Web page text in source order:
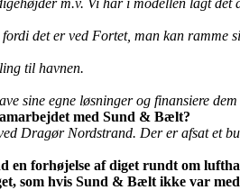
det er ved Fortet, man kan ramme
til havnen.
sine egne løsninger og finansiere dem
med Sund & Bælt?
Dragør Nordstrand. Der er afsat et
en forhøjelse af diget rundt om
som hvis Sund & Bælt ikke var